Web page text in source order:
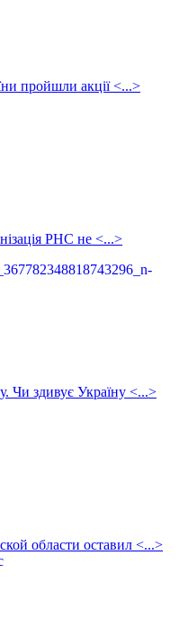
пройшли акції <...>
РНС не <...>
Чи здивує Україну <...>
области оставил <...>